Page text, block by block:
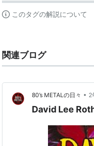
このタグの解説について
関連ブログ
80’s METALの日々 • 2
David Lee